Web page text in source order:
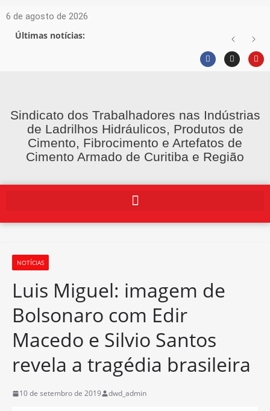
6 de agosto de 2026
Últimas notícias:
Sindicato dos Trabalhadores nas Indústrias
de Ladrilhos Hidráulicos, Produtos de
Cimento, Fibrocimento e Artefatos de
Cimento Armado de Curitiba e Região
NOTÍCIAS
Luis Miguel: imagem de
Bolsonaro com Edir
Macedo e Silvio Santos
revela a tragédia brasileira
10 de setembro de 2019 dwd_admin